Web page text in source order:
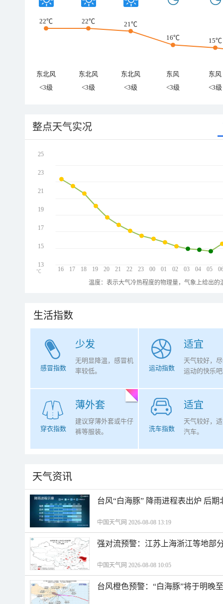
22℃ 22℃
21℃
16℃
15℃
东北风 东北风 东北风 东风
东风
<3级
<3级 <3级 <3级 <3级
整点天气实况
16 17 18 19 20 21 22 23 00 01 02 03 04 05
25
23
21
19
17
15
13
℃
温度：表示大气冷热程度的物理量，气象上给出
生活指数
少发
感冒指数
无明显降温，感冒机
率较低。
适宜
运动指数
天气较好，
运动的快乐
薄外套
穿衣指数
建议穿薄外套或牛仔
裤等服装。
适宜
洗车指数
天气较好，
汽车。
天气资讯
台风“白海豚” 降雨进程表出炉 后
中国天气网 2026-08-08 13:19
强对流预警：江苏上海浙江等地部
中国天气网 2026-08-08 10:05
台风橙色预警：“白海豚”将于明晚